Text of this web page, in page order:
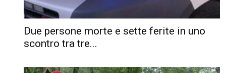
Due persone morte e sette ferite in uno
scontro tra tre...